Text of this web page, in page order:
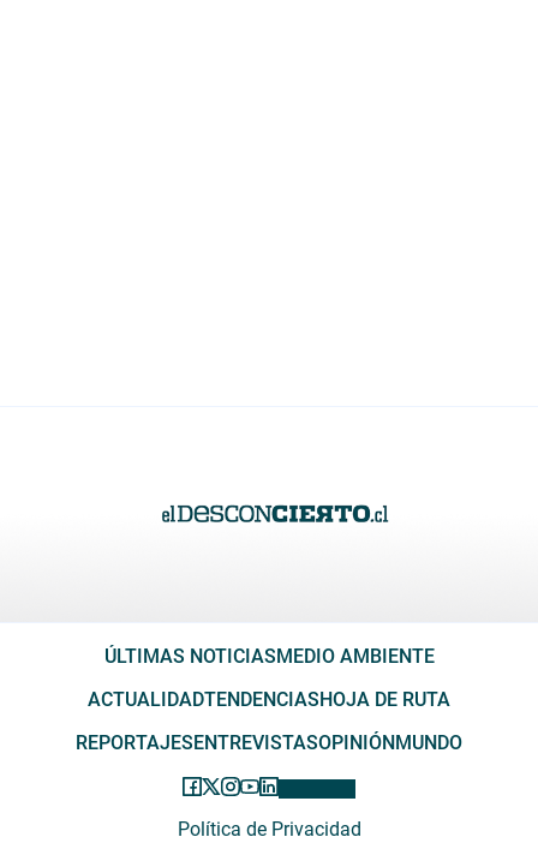
ÚLTIMAS NOTICIAS MEDIO AMBIENTE
ACTUALIDADTENDENCIAS HOJA DE RUTA
REPORTAJES ENTREVISTASOPINIÓN MUNDO
Política de Privacidad